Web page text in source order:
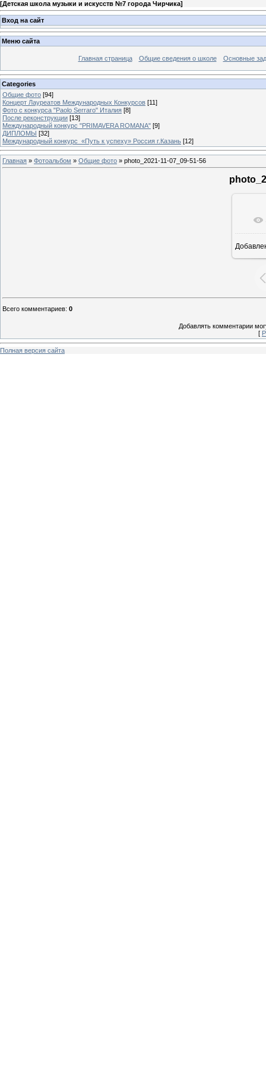
[Детская школа музыки и искусств №7 города Чирчика]
Вход на сайт
Меню сайта
Главная страница Общие сведения о школе Основные
Categories
Общие фото [94]
Концерт Лауреатов Международных Конкурсов [11]
Фото с конкурса "Paolo Serraro" Италия [8]
После реконструкции [13]
Международный конкурс "PRIMAVERA ROMANA" [9]
ДИПЛОМЫ [32]
Международный конкурс «Путь к успеху» Россия г.Казань [12]
Главная » Фотоальбом » Общие фото » photo_2021-11-07_09-51-56
Всего комментариев: 0
Добавлять комментарии
[
Полная версия сайта